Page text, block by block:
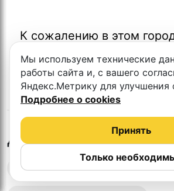
К сожалению в этом
Другие студии в
Выездная запись подкастов
Мы используем технические
работы сайта и, с вашего
Яндекс.Метрику для улучшения
Подробнее о cookies
Только
Принять